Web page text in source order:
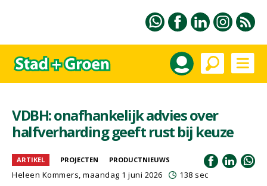
VDBH: onafhankelijk advies over
halfverharding geeft rust bij keuze
ARTIKEL PROJECTEN PRODUCTNIEUWS
Heleen Kommers, maandag 1 juni 2026 138 sec